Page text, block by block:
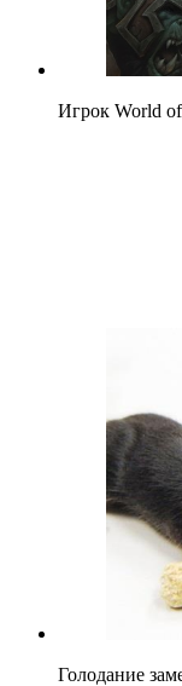
Игрок World of
Голодание